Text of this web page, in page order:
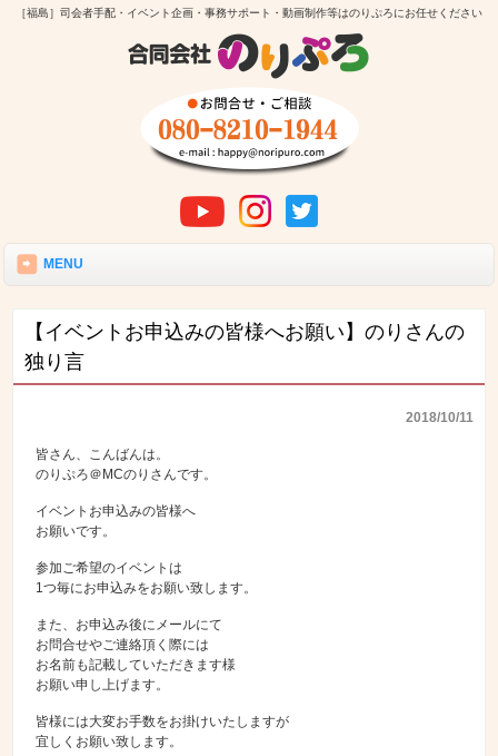
［福島］司会者手配・イベント企画・事務サポート・動画制作等はのりぷろにお任せください
MENU
【イベントお申込みの皆様へお願い】のりさんの
独り言
2018/10/11
皆さん、こんばんは。
のりぷろ＠MCのりさんです。
イベントお申込みの皆様へ
お願いです。
参加ご希望のイベントは
1つ毎にお申込みをお願い致します。
また、お申込み後にメールにて
お問合せやご連絡頂く際には
お名前も記載していただきます様
お願い申し上げます。
皆様には大変お手数をお掛けいたしますが
宜しくお願い致します。